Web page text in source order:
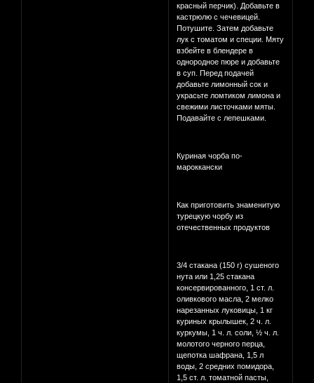
красный перчик). Добавьте в
кастрюлю с чечевицей.
Потушите. Затем добавьте
лук с томатом и специи. Мяту
взбейте в блендере в
однородное пюре и добавьте
в суп. Перед подачей
добавьте лимонный сок и
украсьте ломтиком лимона и
свежими листочками мяты.
Подавайте с лепешками.
Куриная чорба по-
мароккански
Как приготовить знаменитую
турецкую чорбу из
отечественных продуктов
3/4 стакана (150 г) сушеного
нута или 1,25 стакана
консервированного, 1 ст. л.
оливкового масла, 2 мелко
нарезанных луковицы, 1 кг
куриных крылышек, 2 ч. л.
куркумы, 1 ч. л. соли, ½ ч. л.
молотого черного перца,
щепотка шафрана, 1,5 л
воды, 2 средних помидора,
1,5 ст. л. томатной пасты,